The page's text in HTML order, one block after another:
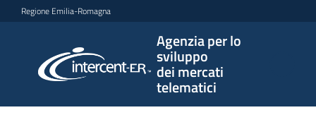
Vai al contenuto
Vai alla navigazione
Vai al footer
Regione Emilia-Romagna
Agenzia per lo
sviluppo
dei mercati
telematici
per lo
sviluppo